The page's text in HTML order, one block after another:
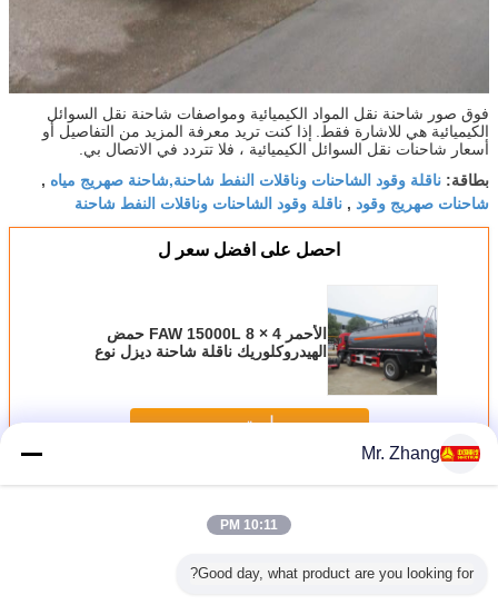
فوق صور شاحنة نقل المواد الكيميائية ومواصفات شاحنة نقل السوائل
الكيميائية هي للاشارة فقط. إذا كنت تريد معرفة المزيد من التفاصيل أو
أسعار شاحنات نقل السوائل الكيميائية ، فلا تتردد في الاتصال بي.
بطاقة: ناقلة وقود الشاحنات وناقلات النفط شاحنة,شاحنة صهريج مياه ,
شاحنات صهريج وقود , ناقلة وقود الشاحنات وناقلات النفط شاحنة
احصل على افضل سعر ل
الأحمر FAW 15000L 8 × 4 حمض
الهيدروكلوريك ناقلة شاحنة ديزل نوع
استمر
أكثرشاحنة ناقلة
Mr. Zhang
10:11 PM
Good day, what product are you looking for?